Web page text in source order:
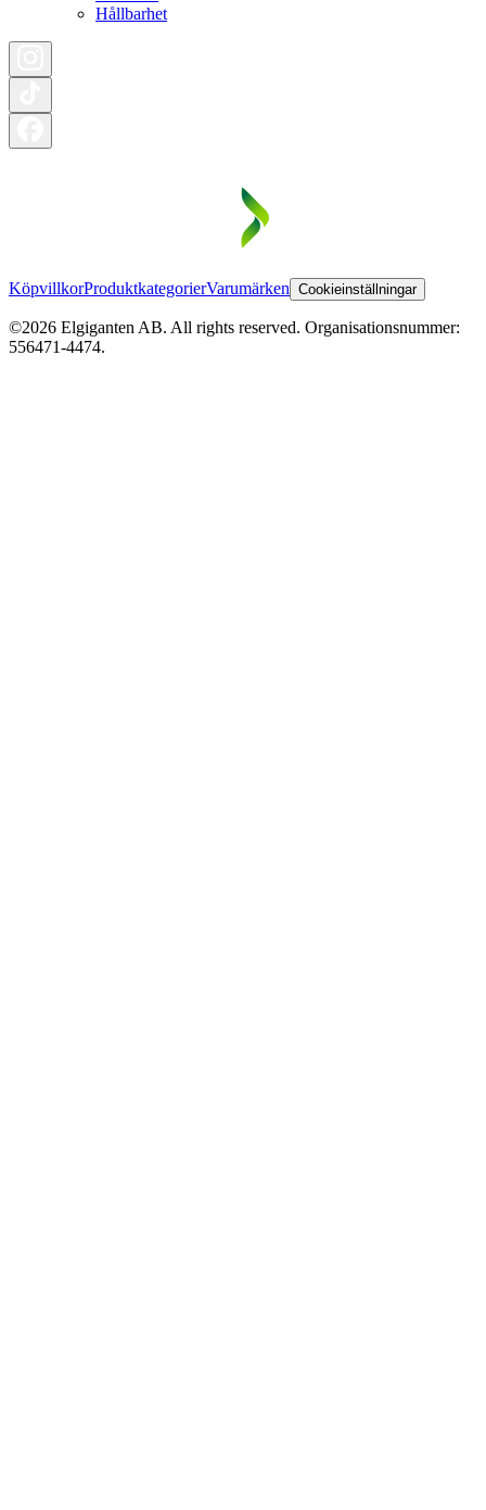
Hållbarhet
KöpvillkorProduktkategorierVarumärken Cookieinställningar
©2026 Elgiganten AB. All rights reserved. Organisationsnummer:
556471-4474.